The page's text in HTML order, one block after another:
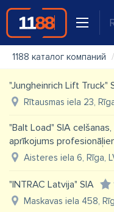
1188 каталог компаний
"Jungheinrich Lift Truck"
Rītausmas iela 23,
"Balt Load" SIA
aprīkojums
Aisteres iela 6, Rīga,
"INTRAC Latvija" SIA
Maskavas iela 458,